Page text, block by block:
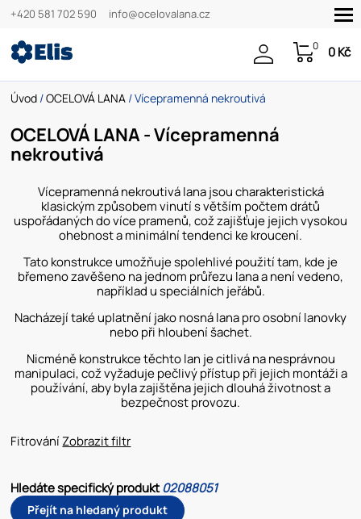
+420 581 702 590 info@ocelovalana.cz
0 0 Kč
Úvod /OCELOVÁ LANA / Vícepramenná nekroutivá
OCELOVÁ LANA - Vícepramenná
nekroutivá
Vícepramenná nekroutivá lana jsou charakteristická
klasickým způsobem vinutí s větším počtem drátů
uspořádaných do více pramenů, což zajišťuje jejich vysokou
ohebnost a minimální tendenci ke kroucení.
Tato konstrukce umožňuje spolehlivé použití tam, kde je
břemeno zavěšeno na jednom průřezu lana a není vedeno,
například u speciálních jeřábů.
Nacházejí také uplatnění jako nosná lana pro osobní lanovky
nebo při hloubení šachet.
Nicméně konstrukce těchto lan je citlivá na nesprávnou
manipulaci, což vyžaduje pečlivý přístup při jejich montáži a
používání, aby byla zajištěna jejich dlouhá životnost a
bezpečnost provozu.
FitrováníZobrazit filtr
Hledáte specifický produkt02088051
Přejít na hledaný produkt